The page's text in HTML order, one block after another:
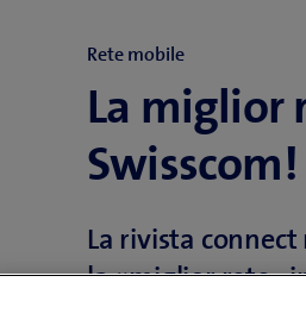
Rete mobile
La miglior
Swisscom!
La rivista
la «miglior rete»